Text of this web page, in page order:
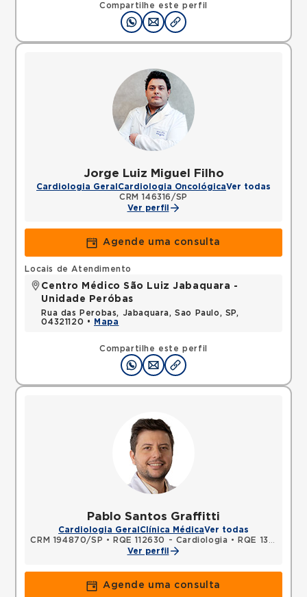
Compartilhe este perfil
Jorge Luiz Miguel Filho
Cardiologia Geral Cardiologia OncológicaVer todas
CRM 146316/SP
Ver perfil
Agende uma consulta
Compartilhe este perfil
Locais de Atendimento
Centro Médico São Luiz Jabaquara -
Unidade Peróbas
Rua das Perobas, Jabaquara, Sao Paulo, SP,
04321120 •
Mapa
Pablo Santos Graffitti
Cardiologia Geral Clínica MédicaVer todas
CRM 194870/SP • RQE 112630 - Cardiologia •
RQE 134437 - Clínica médica
Ver perfil
Agende uma consulta